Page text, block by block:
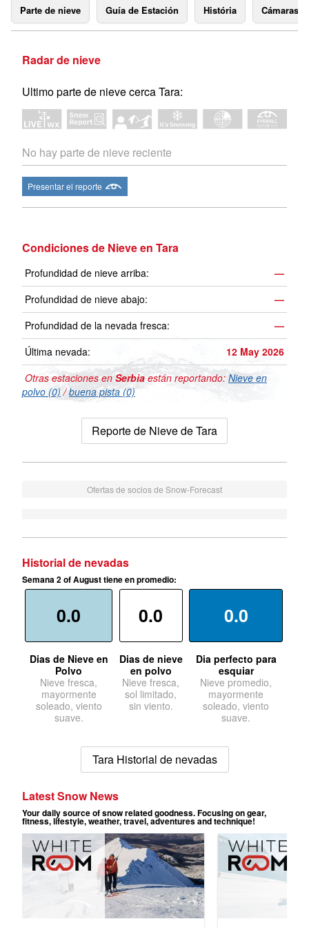
Parte de nieve Guía de Estación História Cámaras
Radar de nieve
Ultimo parte de nieve cerca Tara:
No hay parte de nieve reciente
Presentar el reporte
Condiciones de Nieve en Tara
Profundidad de nieve arriba:
—
Profundidad de nieve abajo:
—
Profundidad de la nevada fresca:
—
Última nevada:
12 May 2026
Otras estaciones enSerbia están reportando: Nieve en
polvo (0) /buena pista (0)
Reporte de Nieve de Tara
Ofertas de socios de Snow-Forecast
Historial de nevadas
Semana 2 of August tiene en promedio:
0.0
Dias de Nieve en
Polvo
Nieve fresca,
mayormente
soleado, viento
suave.
0.0
Dias de nieve
en polvo
Nieve fresca,
sol limitado,
sin viento.
0.0
Dia perfecto para
esquiar
Nieve promedio,
mayormente
soleado, viento
suave.
Tara Historial de nevadas